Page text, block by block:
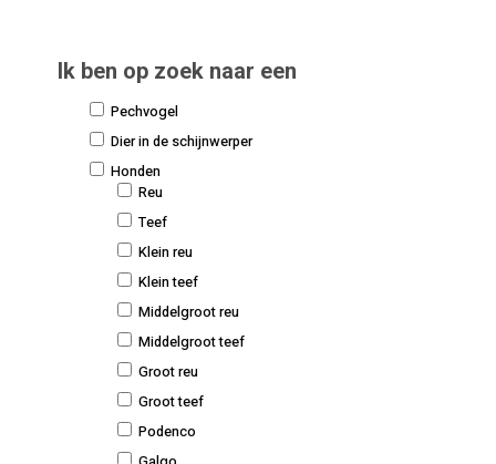
Ik ben op zoek naar een
Pechvogel
Dier in de schijnwerper
Honden
Reu
Teef
Klein reu
Klein teef
Middelgroot reu
Middelgroot teef
Groot reu
Groot teef
Podenco